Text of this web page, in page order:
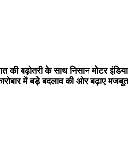
की बढ़ोतरी के साथ निसान मोटर इंडिया
में बड़े बदलाव की ओर बढ़ाए मजबूत